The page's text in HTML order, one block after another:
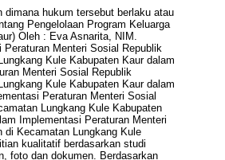
hukum tersebut berlaku atau
Pengelolaan Program Keluarga
Oleh : Eva Asnarita, NIM.
Menteri Sosial Republik
Kule Kabupaten Kaur dalam
Menteri Sosial Republik
Kule Kabupaten Kaur dalam
Peraturan Menteri Sosial
Lungkang Kule Kabupaten
Implementasi Peraturan Menteri
di Kecamatan Lungkang Kule
kualitatif berdasarkan studi
foto dan dokumen. Berdasarkan